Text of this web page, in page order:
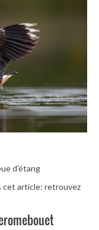
d'étang
cet article: retrouvez